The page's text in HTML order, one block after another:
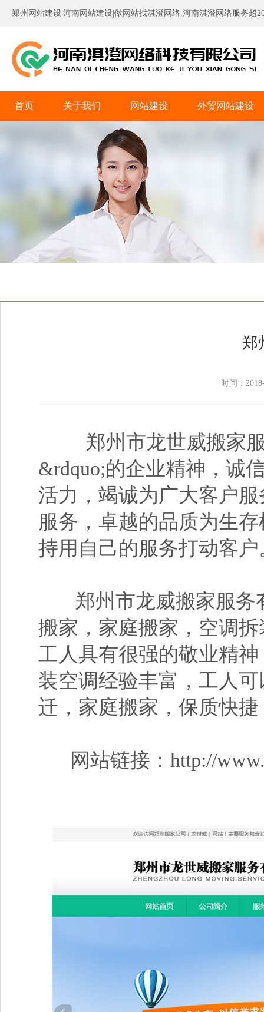
郑州网站建设|河南网站建设|做网站找淇澄网络,河南淇澄网络服务超
首页 关于我们 网站建设 外贸网站建设
郑
时间：
郑州市龙世威搬家服
&rdquo;的企业精神，诚
活力，竭诚为广大客户
服务，卓越的品质为生
持用自己的服务打动客户
郑州市龙威搬家服务
搬家，家庭搬家，空调
工人具有很强的敬业精
装空调经验丰富，工人
迁，家庭搬家，保质快
网站链接：http://